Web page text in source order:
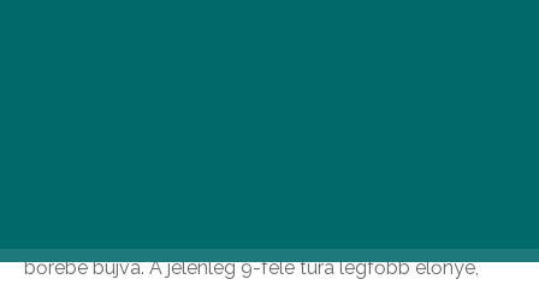
bőrébe bújva. A jelenleg 9-féle túra legfőbb előnye,